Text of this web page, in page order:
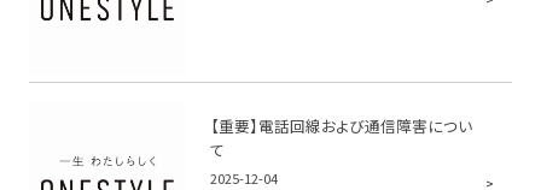
【重要】電話回線および通信障害につい
て
2025-12-04